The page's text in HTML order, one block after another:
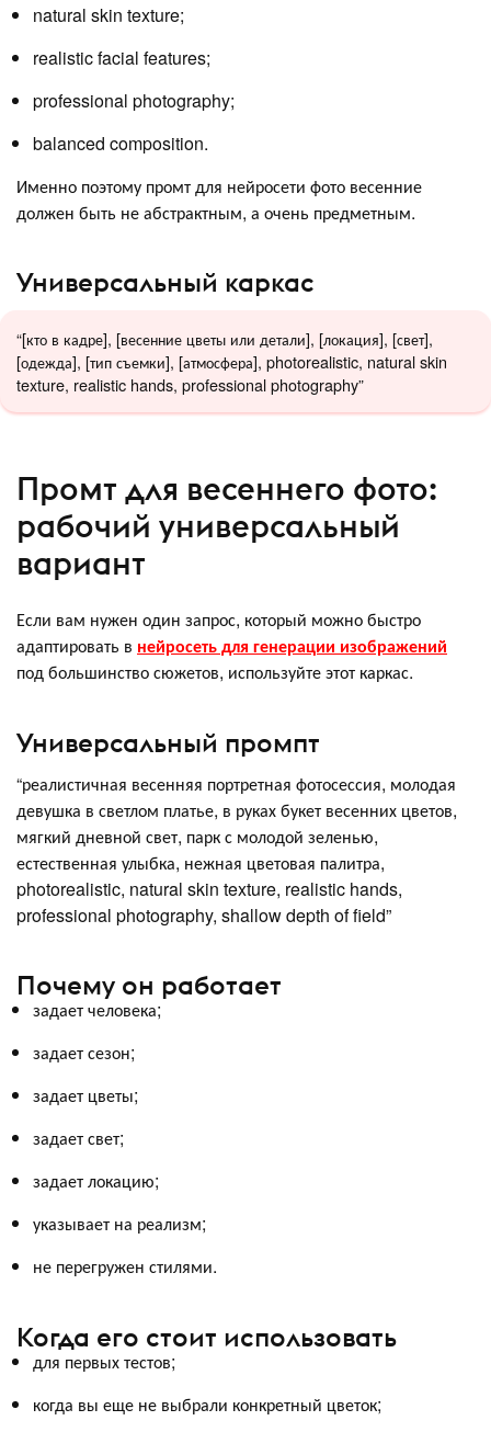
natural skin texture;
realistic facial features;
professional photography;
balanced composition.
Именно поэтому промт для нейросети фото весенние
должен быть не абстрактным, а очень предметным.
Универсальный каркас
“[кто в кадре], [весенние цветы или детали], [локация], [свет],
[одежда], [тип съемки], [атмосфера], photorealistic, natural skin
texture, realistic hands, professional photography”
Промт для весеннего фото:
рабочий универсальный
вариант
Если вам нужен один запрос, который можно быстро
адаптировать в нейросеть для генерации изображений
под большинство сюжетов, используйте этот каркас.
Универсальный промпт
“реалистичная весенняя портретная фотосессия, молодая
девушка в светлом платье, в руках букет весенних цветов,
мягкий дневной свет, парк с молодой зеленью,
естественная улыбка, нежная цветовая палитра,
photorealistic, natural skin texture, realistic hands,
professional photography, shallow depth of field”
Почему он работает
задает человека;
задает сезон;
задает цветы;
задает свет;
задает локацию;
указывает на реализм;
не перегружен стилями.
Когда его стоит использовать
для первых тестов;
когда вы еще не выбрали конкретный цветок;